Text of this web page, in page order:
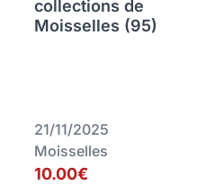
collections de
Moisselles (95)
21/11/2025
Moisselles
10.00€